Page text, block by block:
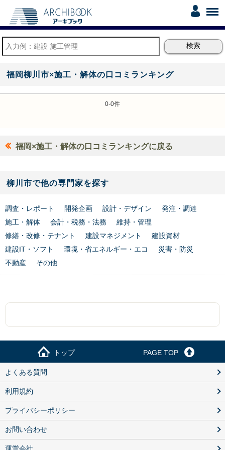
福岡柳川市×施工・解体の口コミランキング
0-0件
福岡×施工・解体の口コミランキングに戻る
柳川市で他の専門家を探す
調査・レポート 開発企画 設計・デザイン
発注・調達
施工・解体
会計・税務・法務
維持・管理
修繕・改修・テナント
建設マネジメント
建設資材
建設IT・ソフト
環境・省エネルギー・エコ
災害・防災
不動産
その他
トップ PAGE TOP
よくある質問
利用規約
プライバシーポリシー
お問い合わせ
運営会社